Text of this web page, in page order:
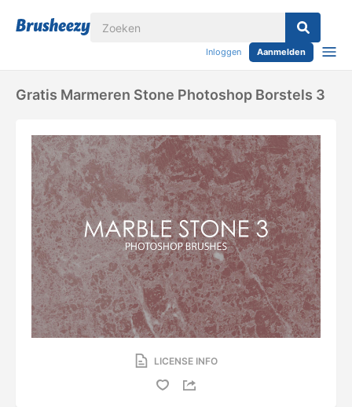
Inloggen Aanmelden
Gratis Marmeren Stone Photoshop Borstels 3
LICENSE INFO